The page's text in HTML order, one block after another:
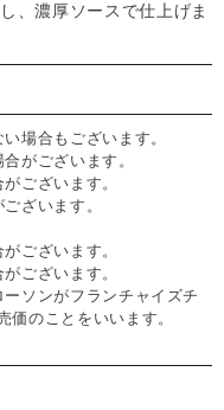
、濃厚ソースで仕上げま
場合もございます。
がございます。
ございます。
ざいます。
ございます。
ございます。
ソンがフランチャイズチ
価のことをいいます。